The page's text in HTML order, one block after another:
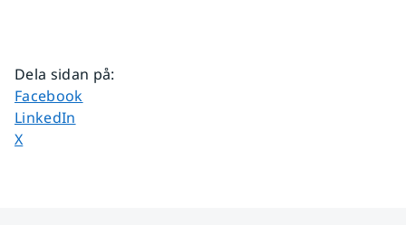
Dela sidan på:
Dela sidan på
Facebook
Dela sidan på
LinkedIn
Dela sidan på
X